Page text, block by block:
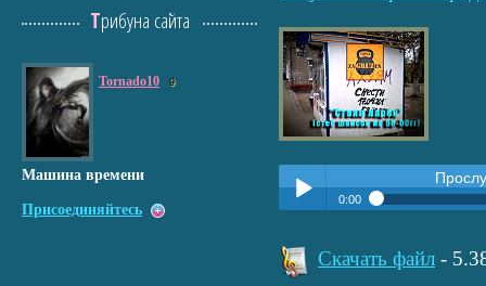
Play /
0:00
Скачать файл -
Трибуна сайта
Tornado10 9
Машина времени
Присоединяйтесь